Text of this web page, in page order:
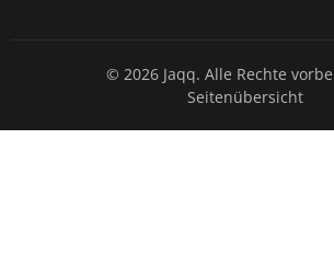
© 2026 Jaqq. Alle Rechte
Seitenübersicht